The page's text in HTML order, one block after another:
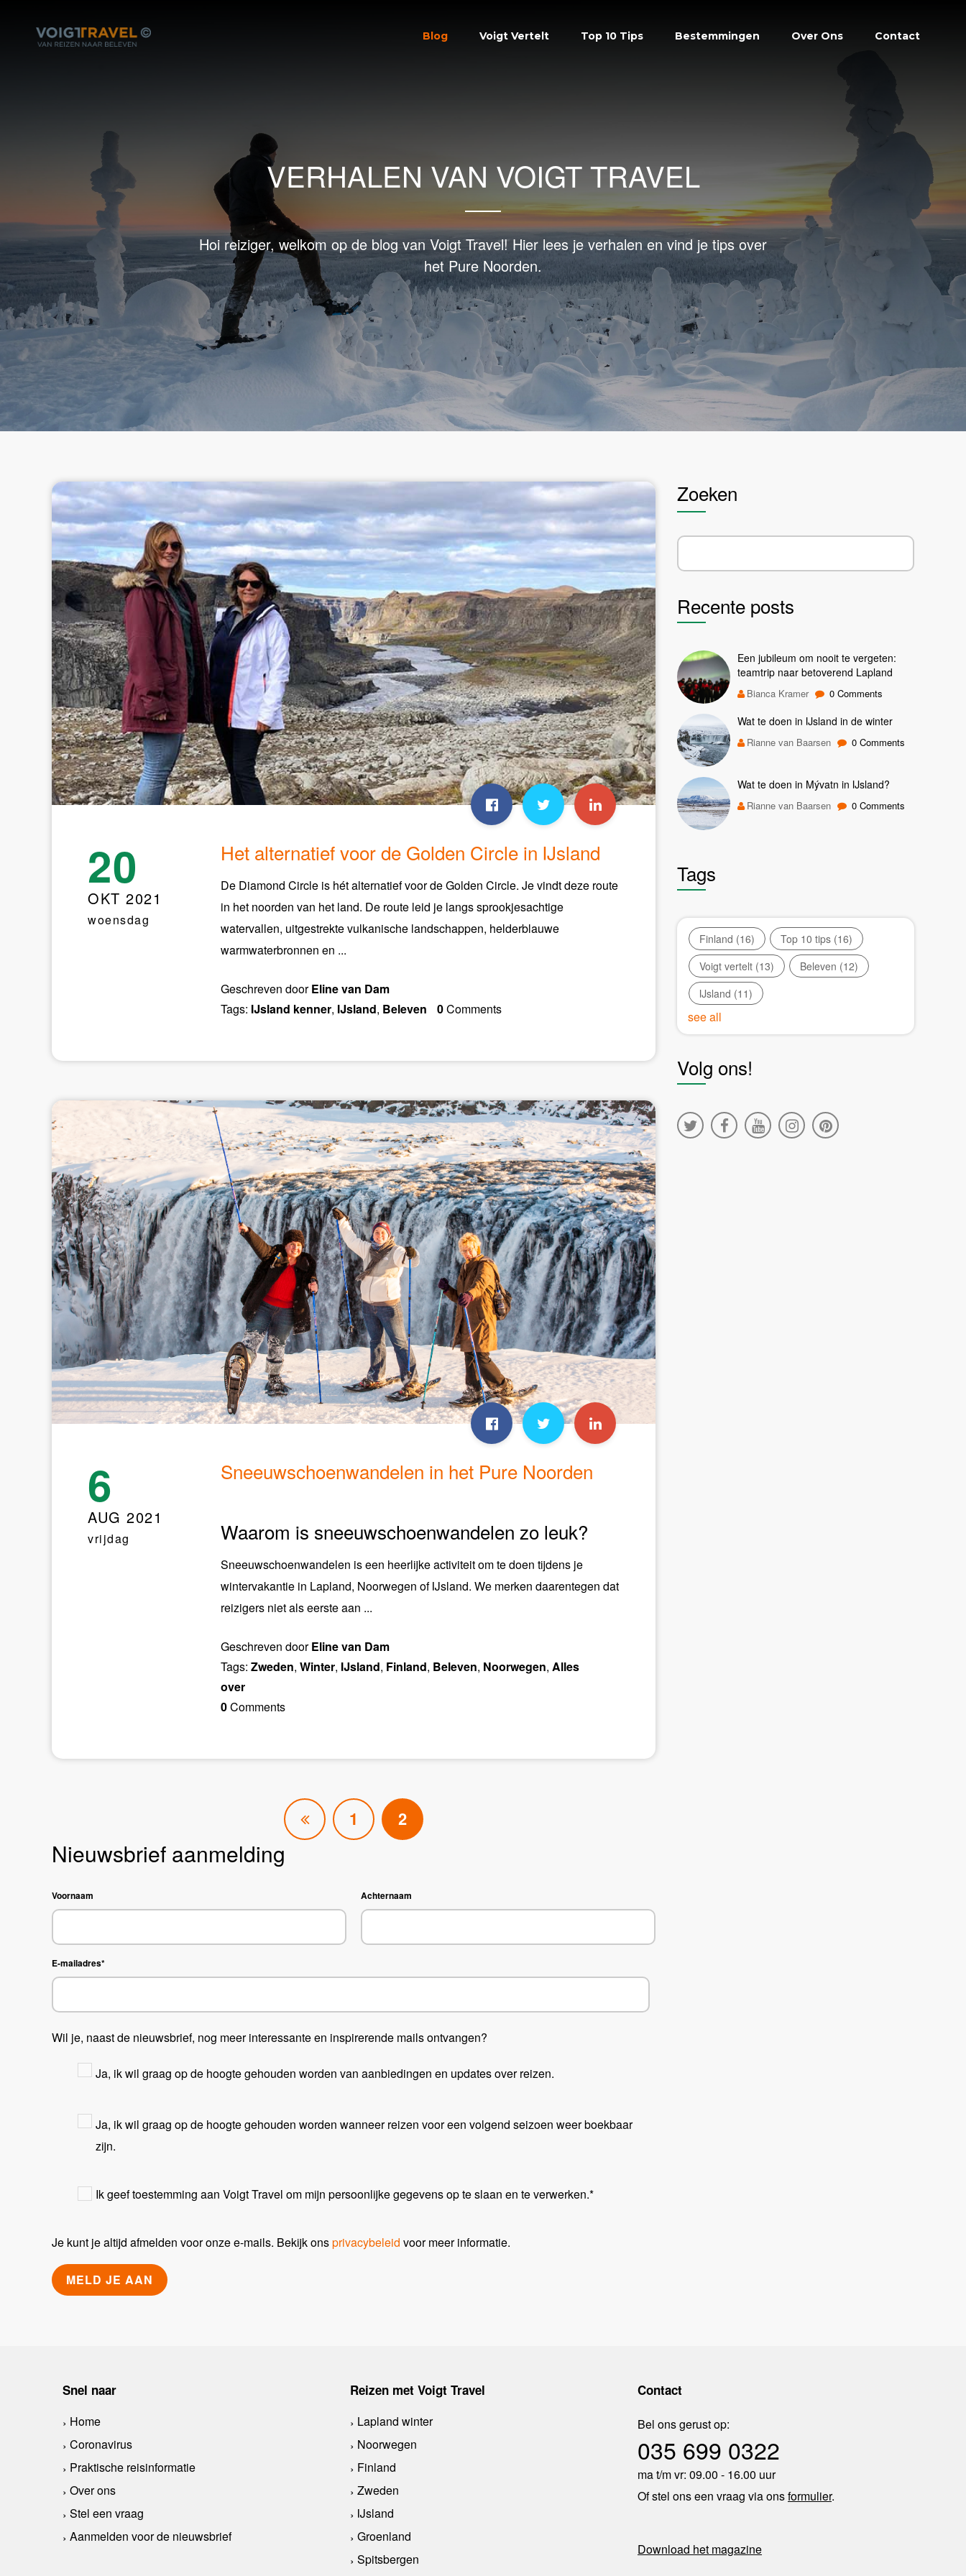
Blog Voigt Vertelt Top 10 Tips Bestemmingen Over Ons Contact
VERHALEN VAN VOIGT TRAVEL
Hoi reiziger, welkom op de blog van Voigt Travel! Hier lees je verhalen en vind je tips over
het Pure Noorden.
20
OKT 2021
woensdag
Het alternatief voor de Golden Circle in IJsland
De Diamond Circle is hét alternatief voor de Golden Circle. Je vindt deze route
in het noorden van het land. De route leid je langs sprookjesachtige
watervallen, uitgestrekte vulkanische landschappen, helderblauwe
warmwaterbronnen en ...
Geschreven doorEline van Dam
Tags: IJsland kenner, IJsland, Beleven 0Comments
6
AUG 2021
vrijdag
Sneeuwschoenwandelen in het Pure Noorden
Waarom is sneeuwschoenwandelen zo leuk?
Sneeuwschoenwandelen is een heerlijke activiteit om te doen tijdens je
wintervakantie in Lapland, Noorwegen of IJsland. We merken daarentegen dat
reizigers niet als eerste aan ...
Geschreven doorEline van Dam
Tags: Zweden, Winter, IJsland, Finland, Beleven, Noorwegen, Alles
over
0Comments
1 2
Nieuwsbrief aanmelding
Voornaam Achternaam
E-mailadres*
Wil je, naast de nieuwsbrief, nog meer interessante en inspirerende mails ontvangen?
Ja, ik wil graag op de hoogte gehouden worden van aanbiedingen en updates over reizen.
Ja, ik wil graag op de hoogte gehouden worden wanneer reizen voor een volgend seizoen weer boekbaar
zijn.
Ik geef toestemming aan Voigt Travel om mijn persoonlijke gegevens op te slaan en te verwerken.*
Je kunt je altijd afmelden voor onze e-mails. Bekijk onsprivacybeleid voor meer informatie.
Zoeken
Recente posts
Een jubileum om nooit te vergeten:
teamtrip naar betoverend Lapland
Bianca Kramer 0 Comments
Wat te doen in IJsland in de winter
Rianne van Baarsen 0 Comments
Wat te doen in Mývatn in IJsland?
Rianne van Baarsen 0 Comments
Tags
Finland (16) Top 10 tips (16)
Voigt vertelt (13) Beleven (12)
IJsland (11)
see all
Volg ons!
Snel naar
Home
Coronavirus
Praktische reisinformatie
Over ons
Stel een vraag
Aanmelden voor de nieuwsbrief
Reizen met Voigt Travel
Lapland winter
Noorwegen
Finland
Zweden
IJsland
Groenland
Spitsbergen
Contact
Bel ons gerust op:
035 699 0322
ma t/m vr: 09.00 - 16.00 uur
Of stel ons een vraag via onsformulier.
Download het magazine